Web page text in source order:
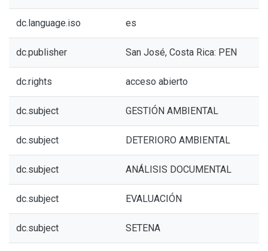
dc.language.iso es
dc.publisher San José, Costa Rica: PEN
dc.rights acceso abierto
dc.subject GESTIÓN AMBIENTAL
dc.subject DETERIORO AMBIENTAL
dc.subject ANÁLISIS DOCUMENTAL
dc.subject EVALUACIÓN
dc.subject SETENA